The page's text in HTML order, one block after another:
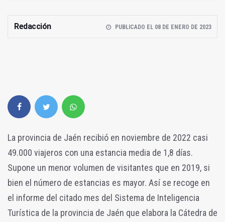
Redacción PUBLICADO EL 08 DE ENERO DE 2023
La provincia de Jaén recibió en noviembre de 2022 casi
49.000 viajeros con una estancia media de 1,8 días.
Supone un menor volumen de visitantes que en 2019, si
bien el número de estancias es mayor. Así se recoge en
el informe del citado mes del Sistema de Inteligencia
Turística de la provincia de Jaén que elabora la Cátedra de